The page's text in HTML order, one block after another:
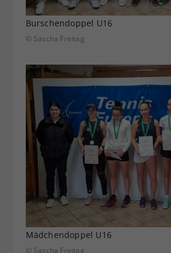
Burschendoppel U16
© Sascha Freitag
Mädchendoppel U16
© Sascha Freitag